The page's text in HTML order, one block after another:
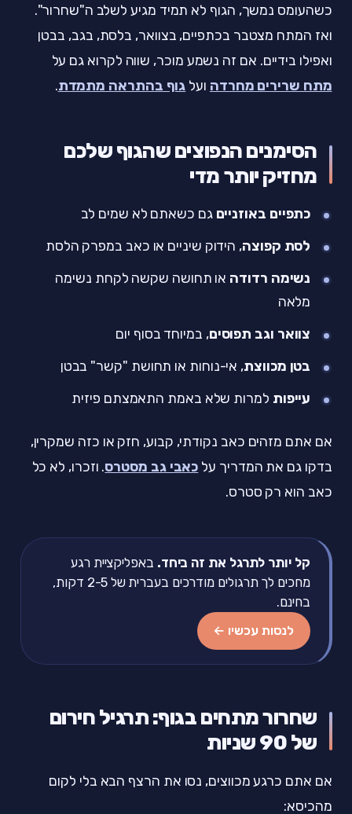
כשהעומס נמשך, הגוף לא תמיד מגיע לשלב ה"שחרור".
ואז המתח מצטבר בכתפיים, בצוואר, בלסת, בגב, בבטן
ואפילו בידיים. אם זה נשמע מוכר, שווה לקרוא גם על
מתח שרירים מחרדה ועל גוף בהתראה מתמדת.
הסימנים הנפוצים שהגוף שלכם
מחזיק יותר מדי
כתפיים באוזניים גם כשאתם לא שמים לב
לסת קפוצה, הידוק שיניים או כאב במפרק הלסת
נשימה רדודה או תחושה שקשה לקחת נשימה
מלאה
צוואר וגב תפוסים, במיוחד בסוף יום
בטן מכווצת, אי-נוחות או תחושת "קשר" בבטן
עייפות למרות שלא באמת התאמצתם פיזית
אם אתם מזהים כאב נקודתי, קבוע, חזק או כזה שמקרין,
בדקו גם את המדריך על כאבי גב מסטרס. וזכרו, לא כל
כאב הוא רק סטרס.
קל יותר לתרגל את זה ביחד. באפליקציית רגע
מחכים לך תרגולים מודרכים בעברית של 2-5 דקות,
בחינם.
לנסות עכשיו ←
שחרור מתחים בגוף: תרגיל חירום
של 90 שניות
אם אתם כרגע מכווצים, נסו את הרצף הבא בלי לקום
מהכיסא: